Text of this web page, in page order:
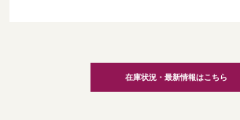
在庫状況・最新情報はこちら